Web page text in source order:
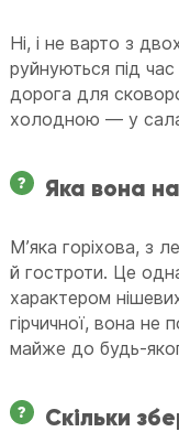
Ні, і не варто з
руйнуються під
дорога для
холодною — у
Яка вона
Мʼяка горіхова, з
й гостроти. Це
характером
гірчичної, вона не
майже до будь-
Скільки